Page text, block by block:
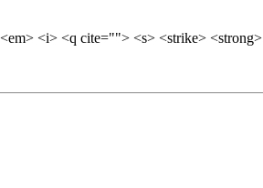
<i> <q cite=""> <s> <strike> <strong>